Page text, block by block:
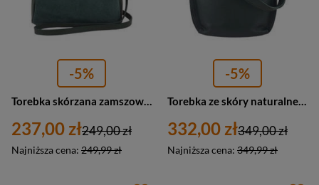
-5%
Torebka skórzana zamszowa damska Barberini's 931-42 listonoszka mała ciemnozielona
237,00 zł
Najniższa cena: 249,99 zł
249,00 zł
-5%
Torebka ze skóry naturalnej damska Barberini's 636-42 miejska mała ciemnozielona
332,00 zł
Najniższa cena: 349,99 zł
349,00 zł